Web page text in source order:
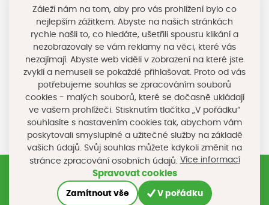
Návratnost investice na pořízení šetřičů je u větších
budov s větším počtem odběrných míst i v řádech
několik měsíců v závyslosti na ceně vody.
Sdílejte na sociálních sítích
Registrujte si náš newsletter
Záleží nám na tom, aby pro vás prohlížení bylo co
nejlepším zážitkem. Abyste na našich stránkách
rychle našli to, co hledáte, ušetřili spoustu klikání a
nezobrazovaly se vám reklamy na věci, které vás
nezajímají. Abyste web viděli v zobrazení na které jste
zvyklí a nemuseli se pokaždé přihlašovat. Proto od vás
potřebujeme souhlas se zpracováním souborů
cookies - malých souborů, které se dočasně ukládají
ve vašem prohlížeči. Stisknutím tlačítka „V pořádku“
souhlasíte s nastavením cookies tak, abychom vám
poskytovali smysluplné a užitečné služby na základě
vašich údajů. Svůj souhlas můžete kdykoli změnit na
stránce zpracování osobních údajů. Více informací
Spravovat cookies
Zamítnout vše V pořádku